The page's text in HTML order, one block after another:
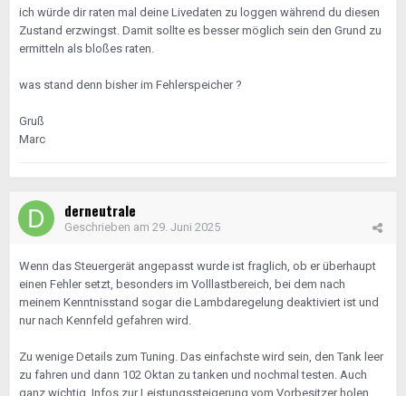
ich würde dir raten mal deine Livedaten zu loggen während du diesen
Zustand erzwingst. Damit sollte es besser möglich sein den Grund zu
ermitteln als bloßes raten.
was stand denn bisher im Fehlerspeicher ?
Gruß
Marc
derneutrale
Geschrieben am 29. Juni 2025
Wenn das Steuergerät angepasst wurde ist fraglich, ob er überhaupt
einen Fehler setzt, besonders im Volllastbereich, bei dem nach
meinem Kenntnisstand sogar die Lambdaregelung deaktiviert ist und
nur nach Kennfeld gefahren wird.
Zu wenige Details zum Tuning. Das einfachste wird sein, den Tank leer
zu fahren und dann 102 Oktan zu tanken und nochmal testen. Auch
ganz wichtig, Infos zur Leistungssteigerung vom Vorbesitzer holen.